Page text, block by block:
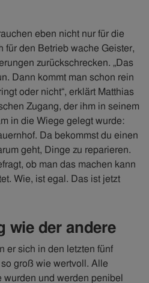
eben nicht nur für die
für den Betrieb wache Geister,
zurückschrecken. „Das
Dann kommt man schon rein
oder nicht“, erklärt Matthias
Zugang, der ihm in seinem
in die Wiege gelegt wurde:
Da bekommst du einen
geht, Dinge zu reparieren.
ob man das machen kann
Wie, ist egal. Das ist jetzt
wie der andere
er sich in den letzten fünf
groß wie wertvoll. Alle
wurden und werden penibel